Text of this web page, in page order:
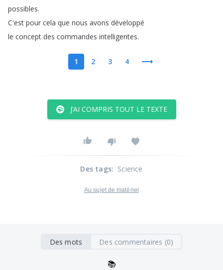
possibles.
C'est pour cela que nous avons développé
le concept des commandes intelligentes.
1 2 3 4
J’AI COMPRIS TOUT LE TEXTE
Des tags: Science
Au sujet de matériel
Des mots Des commentaires (0)
📚